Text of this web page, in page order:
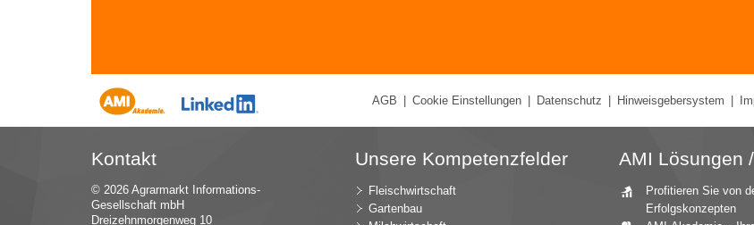
AGB Cookie Einstellungen Datenschutz Hinweisgebersystem
Kontakt
© 2026 Agrarmarkt Informations-
Gesellschaft mbH
Dreizehnmorgenweg 10
Unsere Kompetenzfelder
Fleischwirtschaft
Gartenbau
AMI Lösungen
Profitieren Sie von
Erfolgskonzepten